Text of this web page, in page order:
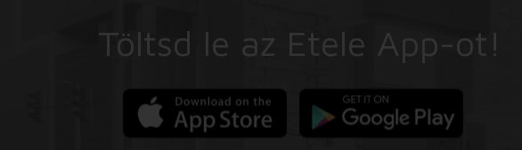
Töltsd le az Etele App-ot!